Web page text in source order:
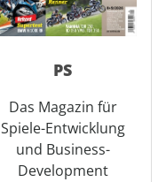
PS
Das Magazin für
Spiele-Entwicklung
und Business-
Development